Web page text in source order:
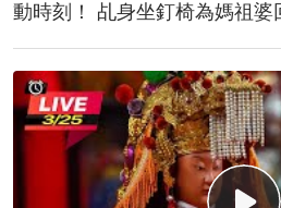
動時刻！ 乩身坐釘椅為媽祖婆